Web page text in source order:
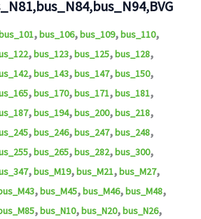
,bus_106,bus_109,bus_110,
,bus_123,bus_125,bus_128,
,bus_143,bus_147,bus_150,
,bus_170,bus_171,bus_181,
,bus_194,bus_200,bus_218,
,bus_246,bus_247,bus_248,
,bus_265,bus_282,bus_300,
,bus_M19,bus_M21,bus_M27,
,bus_M45,bus_M46,bus_M48,
,bus_N10,bus_N20,bus_N26,